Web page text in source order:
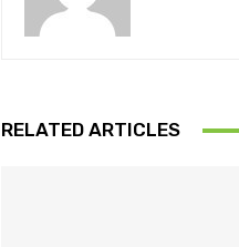
RELATED ARTICLES